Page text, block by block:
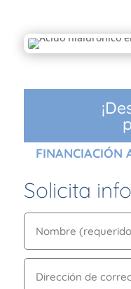
FINANCIACIÓN
Solicita